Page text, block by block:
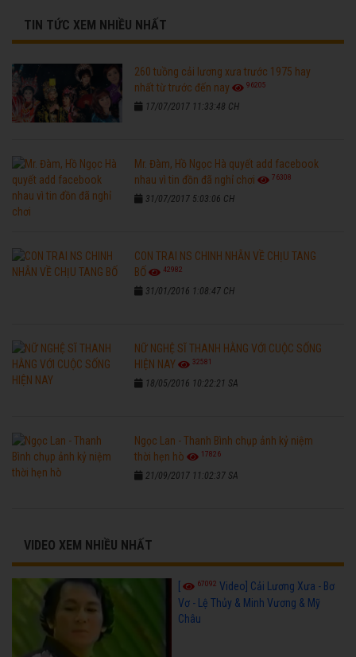
TIN TỨC XEM NHIỀU NHẤT
260 tuồng cải lương xưa trước 1975 hay
nhất từ trước đến nay
96205
17/07/2017 11:33:48 CH
Mr. Đàm, Hồ Ngọc Hà quyết add facebook
nhau vì tin đồn đã nghỉ chơi
76308
31/07/2017 5:03:06 CH
CON TRAI NS CHINH NHẪN VỀ CHỊU TANG
BỐ
42982
31/01/2016 1:08:47 CH
NỮ NGHỆ SĨ THANH HẰNG VỚI CUỘC SỐNG
HIỆN NAY
32581
18/05/2016 10:22:21 SA
Ngọc Lan - Thanh Bình chụp ảnh kỷ niệm
thời hẹn hò
17826
21/09/2017 11:02:37 SA
VIDEO XEM NHIỀU NHẤT
[ 67092 Video] Cải Lương Xưa - Bơ
Vơ - Lệ Thủy & Minh Vương & Mỹ
Châu